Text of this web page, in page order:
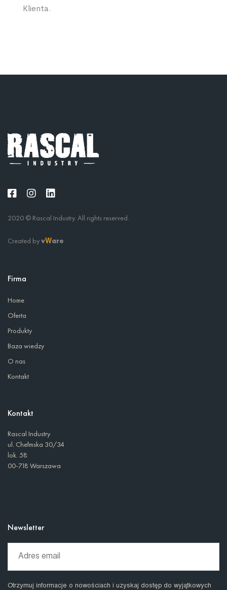
Klienta.
2020 © Rascal Industry. All rights reserved.
Created byvWare
Firma
Home
Oferta
Produkty
Baza wiedzy
O nas
Kontakt
Kontakt
Rascal Industry
ul. Chełmska 30/34
lok. 58
00-718 Warszawa
Newsletter
Otrzymuj informacje o nowościach i uzyskaj dostęp do wyjątkowych